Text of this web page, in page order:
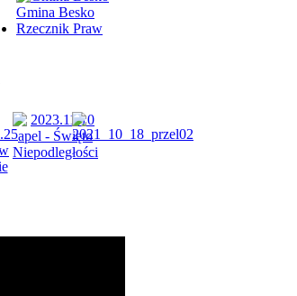
Gmina Besko
Rzecznik Praw